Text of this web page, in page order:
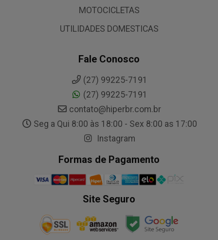
MOTOCICLETAS
UTILIDADES DOMESTICAS
Fale Conosco
(27) 99225-7191
(27) 99225-7191
contato@hiperbr.com.br
Seg a Qui 8:00 às 18:00 - Sex 8:00 as 17:00
Instagram
Formas de Pagamento
Site Seguro